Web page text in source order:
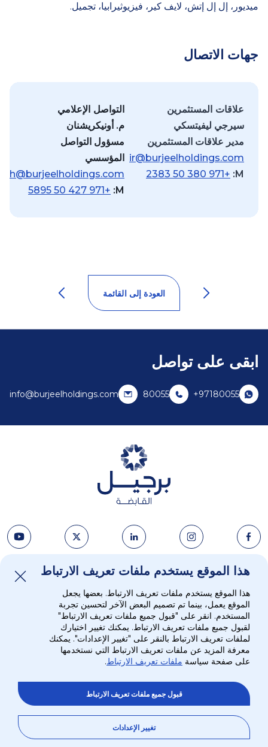
ميديور، إل إل إتش، لايف كير، فيزيوثيرابيا، تجميل.
جهات الاتصال
علاقات المستثمرين
سيرجي ليفيتسكي
مدير علاقات المستثمرين
ir@burjeelholdings.com
M:
+971 50 380 2383
التواصل الإعلامي
م. أونيكريشنان
مسؤول التواصل
المؤسسي
M:
+971 50 427 5895
العودة إلى القائمة
ابقى على تواصل
+97180055
80055
info@burjeelholdings.com
نبذة عنا
الاستراتيجية
المستثمرون
البيئة والمجتمع والمؤسسة
الأخبار ووسائل الإعلام
الوظائف
جهات الاتصال
خريطة الموقعسياسة الخصوصية
برجيل القابضة. جميع الحقوق محفوظة
هذا الموقع يستخدم ملفات تعريف الارتباط
هذا الموقع يستخدم ملفات تعريف الارتباط. بعضها يجعل
الموقع يعمل، بينما تم تصميم البعض الآخر لتحسين تجربة
المستخدم. انقر على "قبول جميع ملفات تعريف الارتباط"
لقبول جميع ملفات تعريف الارتباط. يمكنك تغيير اختيارك
لملفات تعريف الارتباط بالنقر على "تغيير الإعدادات". يمكنك
معرفة المزيد عن ملفات تعريف الارتباط التي نستخدمها
على صفحة سياسة ملفات تعريف الارتباط.
قبول جميع ملفات تعريف الارتباط
تغيير الإعدادات